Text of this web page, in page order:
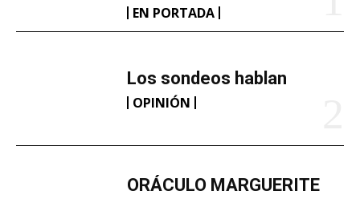
EN PORTADA
Los sondeos hablan
OPINIÓN
ORÁCULO MARGUERITE